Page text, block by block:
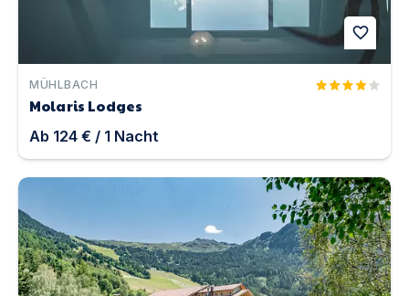
favorite
MÜHLBACH
Molaris Lodges
Ab 124 € / 1 Nacht
ANDY Hotel & Apartments im Pitztal | Unterkunft in